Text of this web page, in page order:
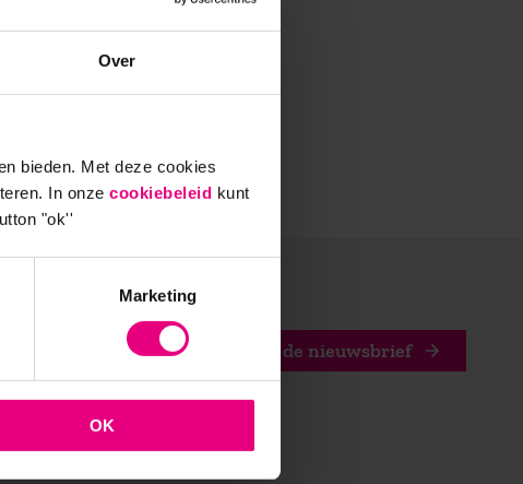
Over
bieden. Met deze cookies
In onze cookiebeleid kunt
"ok''
Marketing
OK
om de
de
de
Stuur mij de nieuwsbrief